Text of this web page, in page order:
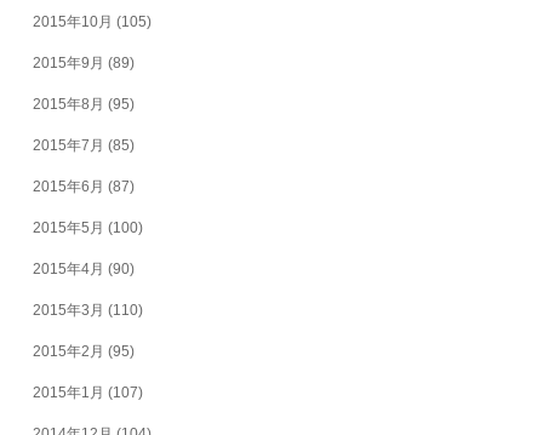
2015年10月 (105)
2015年9月 (89)
2015年8月 (95)
2015年7月 (85)
2015年6月 (87)
2015年5月 (100)
2015年4月 (90)
2015年3月 (110)
2015年2月 (95)
2015年1月 (107)